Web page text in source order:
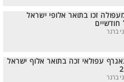
זכו בתואר אלופי ישראל
עפולאי זכה בתואר אלוף ישראל